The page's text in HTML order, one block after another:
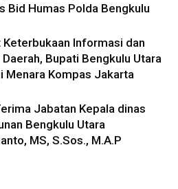
Bid Humas Polda Bengkulu
Keterbukaan Informasi dan
Bupati Bengkulu Utara
Menara Kompas Jakarta
Jabatan Kepala dinas
Bengkulu Utara
MS, S.Sos., M.A.P